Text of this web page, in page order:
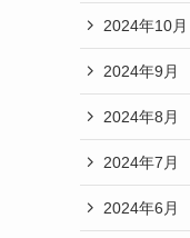
2024年10月
2024年9月
2024年8月
2024年7月
2024年6月